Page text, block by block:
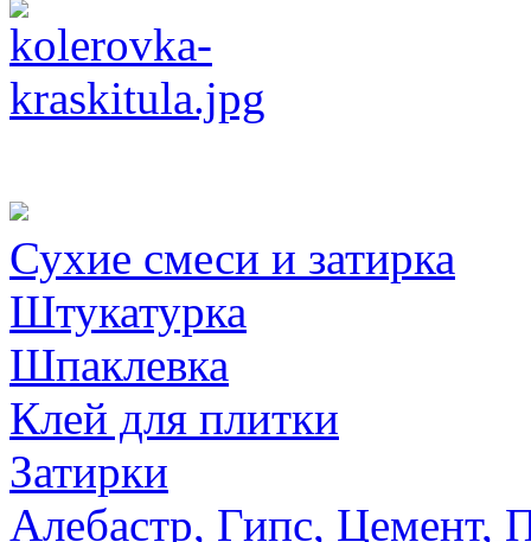
Сухие смеси и затирка
Штукатурка
Шпаклевка
Клей для плитки
Затирки
Алебастр, Гипс, Цемент,